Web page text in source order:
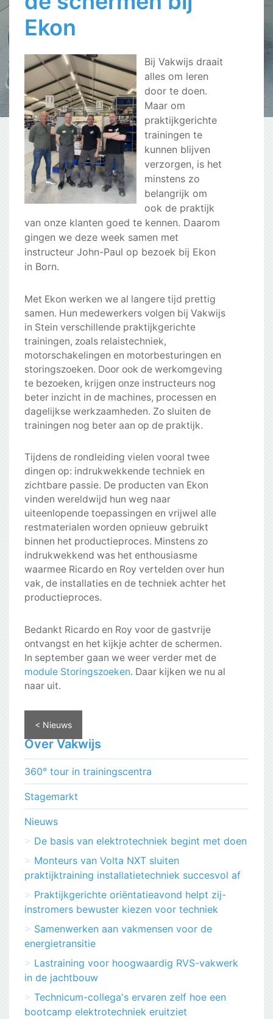
Ekon
Bij Vakwijs draait
alles om leren
door te doen.
Maar om
praktijkgerichte
trainingen te
kunnen blijven
verzorgen, is het
minstens zo
belangrijk om
ook de praktijk
van onze klanten goed te kennen. Daarom
gingen we deze week samen met
instructeur John-Paul op bezoek bij Ekon
in Born.
Met Ekon werken we al langere tijd prettig
samen. Hun medewerkers volgen bij Vakwijs
in Stein verschillende praktijkgerichte
trainingen, zoals relaistechniek,
motorschakelingen en motorbesturingen en
storingszoeken. Door ook de werkomgeving
te bezoeken, krijgen onze instructeurs nog
beter inzicht in de machines, processen en
dagelijkse werkzaamheden. Zo sluiten de
trainingen nog beter aan op de praktijk.
Tijdens de rondleiding vielen vooral twee
dingen op: indrukwekkende techniek en
zichtbare passie. De producten van Ekon
vinden wereldwijd hun weg naar
uiteenlopende toepassingen en vrijwel alle
restmaterialen worden opnieuw gebruikt
binnen het productieproces. Minstens zo
indrukwekkend was het enthousiasme
waarmee Ricardo en Roy vertelden over hun
vak, de installaties en de techniek achter het
productieproces.
Bedankt Ricardo en Roy voor de gastvrije
ontvangst en het kijkje achter de schermen.
In september gaan we weer verder met de
module Storingszoeken. Daar kijken we nu al
naar uit.
< Nieuws
Over Vakwijs
360° tour in trainingscentra
Stagemarkt
Nieuws
De basis van elektrotechniek begint met doen
Monteurs van Volta NXT sluiten
praktijktraining installatietechniek succesvol af
Praktijkgerichte oriëntatieavond helpt zij-
instromers bewuster kiezen voor techniek
Samenwerken aan vakmensen voor de
energietransitie
Lastraining voor hoogwaardig RVS-vakwerk
in de jachtbouw
Technicum-collega's ervaren zelf hoe een
bootcamp elektrotechniek eruitziet